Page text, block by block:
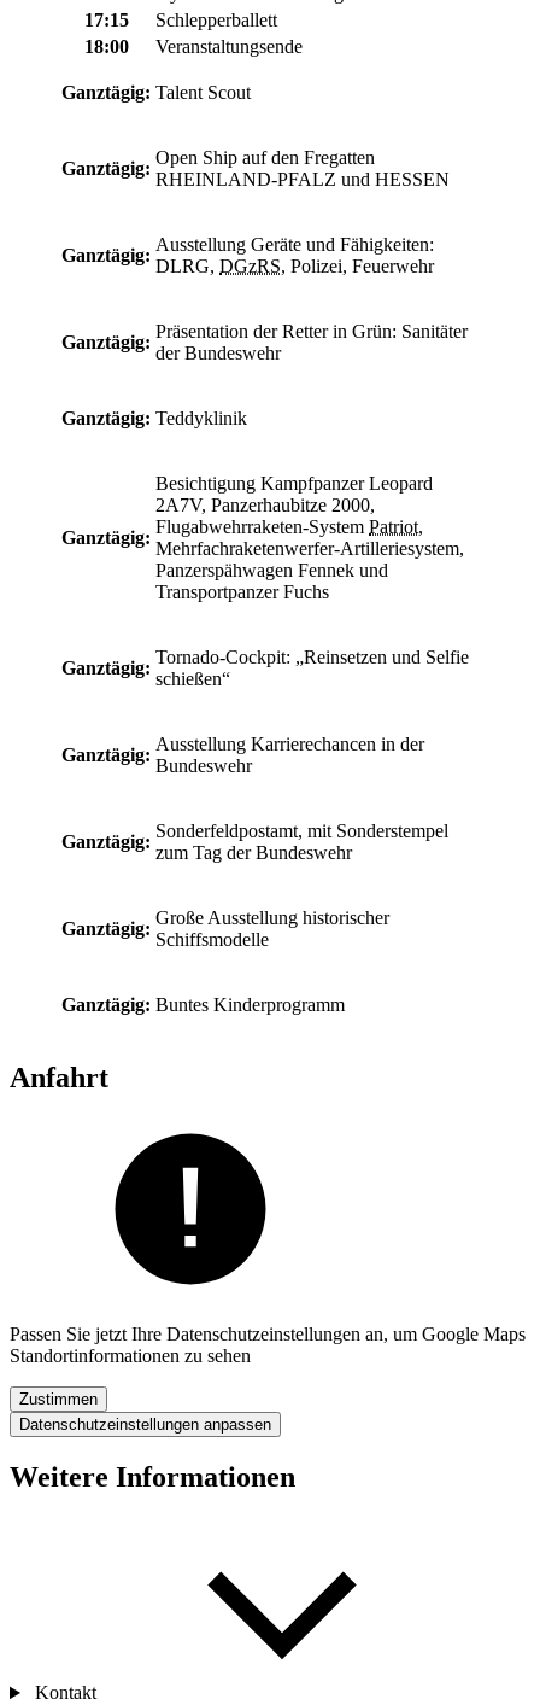
17:15
Schlepperballett
18:00
Veranstaltungsende
Ganztägig: Talent Scout
Ganztägig:
Open Ship auf den Fregatten
RHEINLAND-PFALZ und HESSEN
Ganztägig:
Ausstellung Geräte und Fähigkeiten:
DLRG, DGzRS, Polizei, Feuerwehr
Ganztägig:
Präsentation der Retter in Grün: Sanitäter
der Bundeswehr
Ganztägig: Teddyklinik
Ganztägig:
Besichtigung Kampfpanzer Leopard
2A7V, Panzerhaubitze 2000,
Flugabwehrraketen-System Patriot,
Mehrfachraketenwerfer-Artilleriesystem,
Panzerspähwagen Fennek und
Transportpanzer Fuchs
Ganztägig:
Tornado-Cockpit: „Reinsetzen und Selfie
schießen“
Ganztägig:
Ausstellung Karrierechancen in der
Bundeswehr
Ganztägig:
Sonderfeldpostamt, mit Sonderstempel
zum Tag der Bundeswehr
Ganztägig:
Große Ausstellung historischer
Schiffsmodelle
Ganztägig: Buntes Kinderprogramm
Anfahrt
Passen Sie jetzt Ihre Datenschutzeinstellungen an, um Google Maps
Standortinformationen zu sehen
Zustimmen
Datenschutzeinstellungen anpassen
Weitere Informationen
Kontakt